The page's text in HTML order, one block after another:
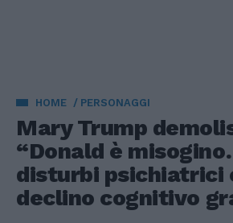
HOME PERSONAGGI
Mary Trump
“Donald è
disturbi psichiatrici
declino cognitivo